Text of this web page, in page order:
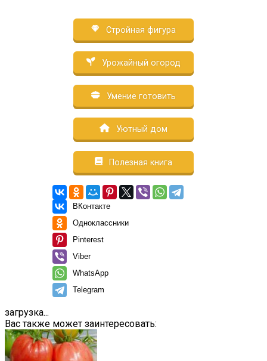
Стройная фигура
Урожайный огород
Умение готовить
Уютный дом
Полезная книга
ВКонтакте
Одноклассники
Pinterest
Viber
WhatsApp
Telegram
загрузка...
Вас также может заинтересовать: